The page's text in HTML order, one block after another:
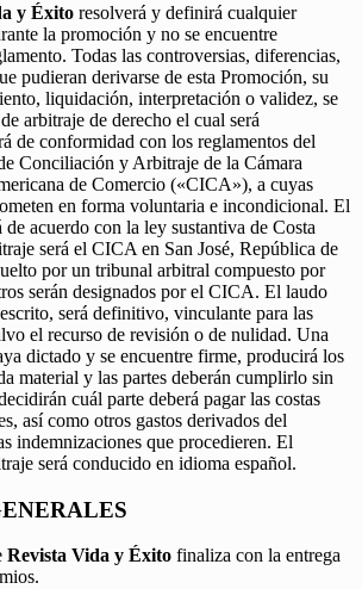
y Éxito resolverá y definirá cualquier
la promoción y no se encuentre
Todas las controversias, diferencias,
pudieran derivarse de esta Promoción, su
liquidación, interpretación o validez, se
arbitraje de derecho el cual será
de conformidad con los reglamentos del
Conciliación y Arbitraje de la Cámara
de Comercio («CICA»), a cuyas
en forma voluntaria e incondicional. El
acuerdo con la ley sustantiva de Costa
será el CICA en San José, República de
por un tribunal arbitral compuesto por
serán designados por el CICA. El laudo
será definitivo, vinculante para las
el recurso de revisión o de nulidad. Una
dictado y se encuentre firme, producirá los
material y las partes deberán cumplirlo sin
cuál parte deberá pagar las costas
así como otros gastos derivados del
indemnizaciones que procedieren. El
será conducido en idioma español.
Revista Vida y Éxito finaliza con la entrega